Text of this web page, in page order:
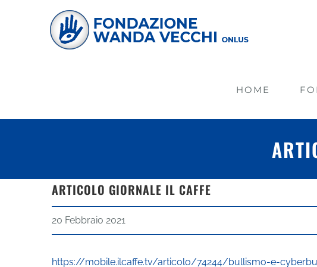
HOME
ARTICOLO GIORNALE IL CAFFE
20 Febbraio 2021
https://mobile.ilcaffe.tv/articolo/74244/bullismo-e-